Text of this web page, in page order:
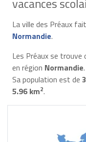
La ville des Préaux
Normandie.
Les Préaux se trouve
en région Normandie.
Sa population est de
5.96 km2.